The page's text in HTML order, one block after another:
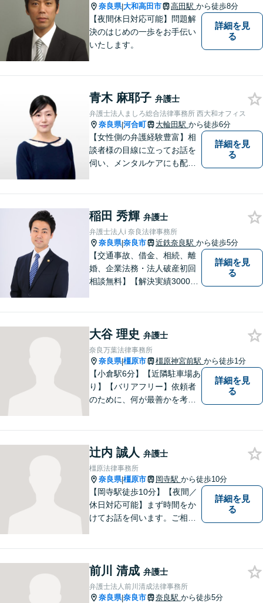
奈良県|大和高田市 高田駅 から徒歩8分
【夜間休日対応可能】問題解
決のはじめの一歩をお手伝い
いたします。
詳細を見
る
青木 麻耶子 弁護士
弁護士法人ましろ総合法律事務所 西大和オフィス
奈良県|河合町 大輪田駅 から徒歩6分
【女性側の弁護経験豊富】相
談者様の目線に立ってお話を
伺い、メンタルケアにも配慮
策をご提案【LINE利用可】
【平日夜間、土日祝日、応相
談】
詳細を見
る
稲田 秀輝 弁護士
弁護士法人i 奈良法律事務所
奈良県|奈良市 近鉄奈良駅 から徒歩5分
【交通事故、借金、相続、離
婚、企業法務・法人破産初回
相談無料】【解決実績3000件
務のお悩みは【弁護士法人ｉ
（アイ）奈良法律事務所】に
おまかせください！
詳細を見
る
大谷 理史 弁護士
奈良万葉法律事務所
奈良県|橿原市 橿原神宮前駅 から徒歩1分
【小倉駅6分】【近隣駐車場あ
り】【バリアフリー】依頼者
のために、何が最善かを考
決策を提案し続けます。 よろ
しくお願いします。
詳細を見
る
辻内 誠人 弁護士
橿原法律事務所
奈良県|橿原市 岡寺駅 から徒歩10分
【岡寺駅徒歩10分】【夜間／
休日対応可能】まず時間をか
けてお話を伺います。ご相談
護士】地域密着型のアットホ
ームなリーガルサービスをご
提供させていただきます。
詳細を見
る
前川 清成 弁護士
弁護士法人前川清成法律事務所
奈良県|奈良市 奈良駅 から徒歩5分